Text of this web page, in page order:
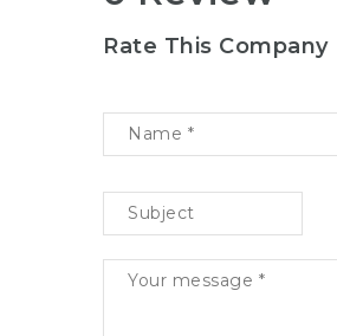
Rate This Company